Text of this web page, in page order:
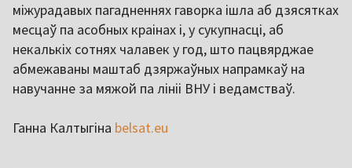
міжурадавых пагадненнях гаворка ішла аб дзясятках
месцаў па асобных краінах і, у сукупнасці, аб
некалькіх сотнях чалавек у год, што пацвярджае
абмежаваны маштаб дзяржаўных напрамкаў на
навучанне за мяжой па лініі ВНУ і ведамстваў.
Ганна Калтыгіна belsat.eu